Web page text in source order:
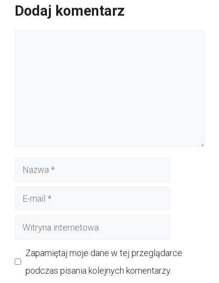
Dodaj komentarz
Nazwa
Witryna
Zapamiętaj moje dane w tej przeglądarce
podczas pisania kolejnych komentarzy.